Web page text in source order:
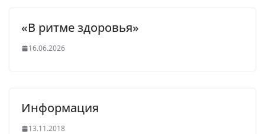
«В ритме здоровья»
16.06.2026
Информация
13.11.2018